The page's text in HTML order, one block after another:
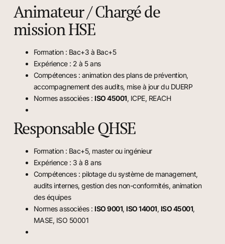
Animateur / Chargé de
mission HSE
Formation : Bac+3 à Bac+5
Expérience : 2 à 5 ans
Compétences : animation des plans de prévention,
accompagnement des audits, mise à jour du DUERP
Normes associées : ISO 45001, ICPE, REACH
Responsable QHSE
Formation : Bac+5, master ou ingénieur
Expérience : 3 à 8 ans
Compétences : pilotage du système de management,
audits internes, gestion des non-conformités, animation
des équipes
Normes associées : ISO 9001, ISO 14001, ISO 45001,
MASE, ISO 50001